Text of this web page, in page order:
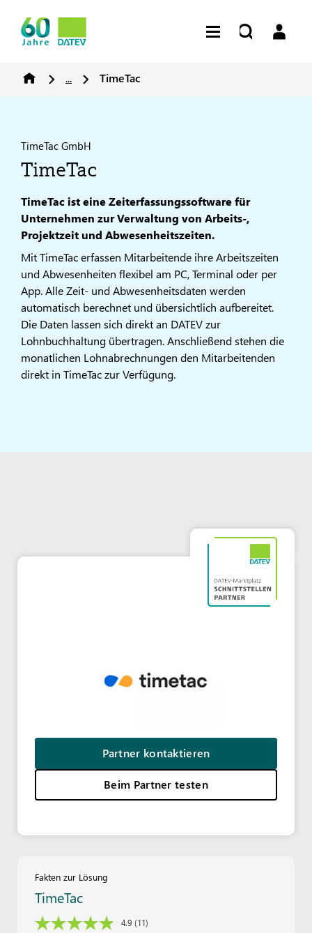
... TimeTac
TimeTac GmbH
TimeTac
TimeTac ist eine Zeiterfassungssoftware für
Unternehmen zur Verwaltung von Arbeits-,
Projektzeit und Abwesenheitszeiten.
Mit TimeTac erfassen Mitarbeitende ihre Arbeitszeiten
und Abwesenheiten flexibel am PC, Terminal oder per
App. Alle Zeit- und Abwesenheitsdaten werden
automatisch berechnet und übersichtlich aufbereitet.
Die Daten lassen sich direkt an DATEV zur
Lohnbuchhaltung übertragen. Anschließend stehen die
monatlichen Lohnabrechnungen den Mitarbeitenden
direkt in TimeTac zur Verfügung.
Partner kontaktieren
Beim Partner testen
Fakten zur Lösung
TimeTac
4.9 (11)